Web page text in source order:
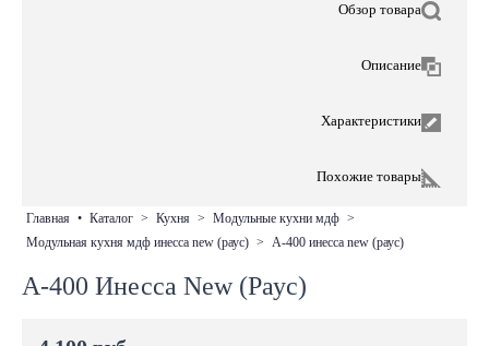
Обзор товара
Описание
Характеристики
Похожие товары
главная • каталог > кухня > модульные кухни мдф >
модульная кухня мдф инесса new (раус) > а-400 инесса new (раус)
А-400 Инесса New (Раус)